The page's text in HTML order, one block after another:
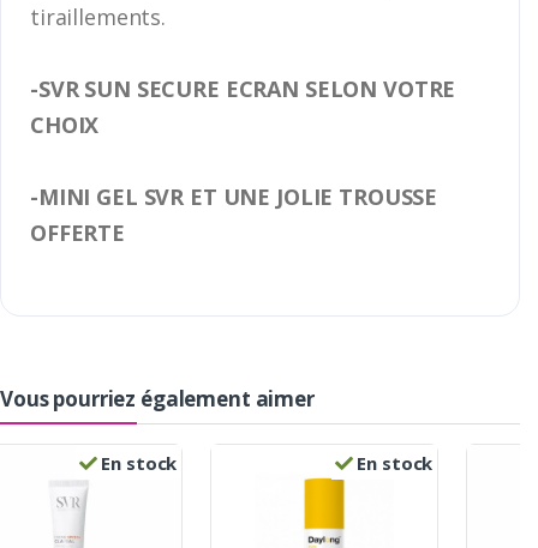
tiraillements.
-SVR SUN SECURE ECRAN SELON VOTRE
CHOIX
-MINI GEL SVR ET UNE JOLIE TROUSSE
OFFERTE
Vous pourriez également aimer
En stock En stock